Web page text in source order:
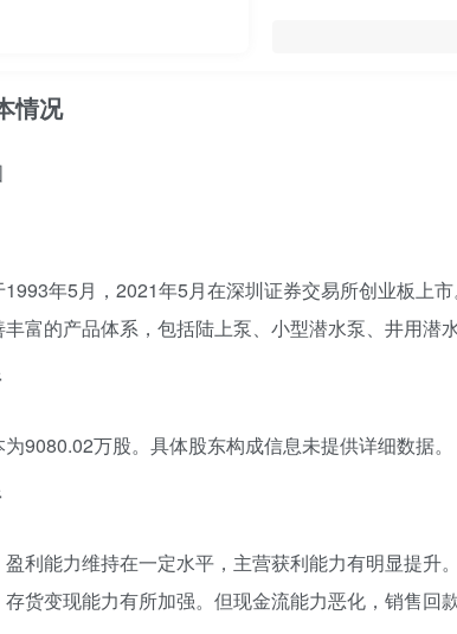
情况
年5月，2021年5月在深圳证券交易所创业板上
富的产品体系，包括陆上泵、小型潜水泵、井用潜
9080.02万股。具体股东构成信息未提供详细数据。
利能力维持在一定水平，主营获利能力有明显提升
货变现能力有所加强。但现金流能力恶化，销售回